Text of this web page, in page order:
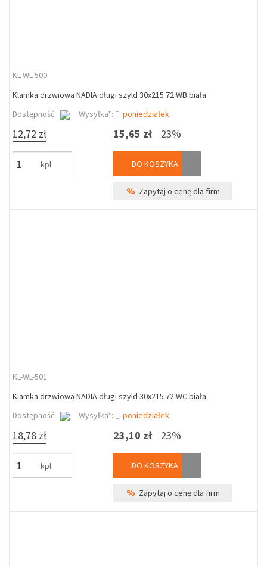
KL-WL-500
Klamka drzwiowa NADIA długi szyld 30x215 72 WB biała
Dostępność
Wysyłka*: poniedziałek
12,72 zł
kpl
15,65 zł 23%
DO KOSZYKA
% Zapytaj o cenę dla firm
KL-WL-501
Klamka drzwiowa NADIA długi szyld 30x215 72 WC biała
Dostępność
Wysyłka*: poniedziałek
18,78 zł
kpl
23,10 zł 23%
DO KOSZYKA
% Zapytaj o cenę dla firm